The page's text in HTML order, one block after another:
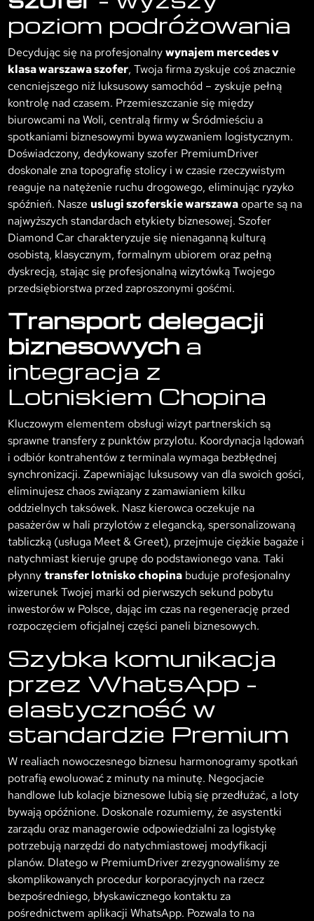
poziom podróżowania
Decydując się na profesjonalnywynajem mercedes v
klasa warszawa szofer, Twoja firma zyskuje coś znacznie
cencniejszego niż luksusowy samochód – zyskuje pełną
kontrolę nad czasem. Przemieszczanie się między
biurowcami na Woli, centralą firmy w Śródmieściu a
spotkaniami biznesowymi bywa wyzwaniem logistycznym.
Doświadczony, dedykowany szofer PremiumDriver
doskonale zna topografię stolicy i w czasie rzeczywistym
reaguje na natężenie ruchu drogowego, eliminując ryzyko
spóźnień. Nasze uslugi szoferskie warszawaoparte są na
najwyższych standardach etykiety biznesowej. Szofer
Diamond Car charakteryzuje się nienaganną kulturą
osobistą, klasycznym, formalnym ubiorem oraz pełną
dyskrecją, stając się profesjonalną wizytówką Twojego
przedsiębiorstwa przed zaproszonymi gośćmi.
Transport delegacji
biznesowych a
integracja z
Lotniskiem Chopina
Kluczowym elementem obsługi wizyt partnerskich są
sprawne transfery z punktów przylotu. Koordynacja lądowań
i odbiór kontrahentów z terminala wymaga bezbłędnej
synchronizacji. Zapewniając luksusowy van dla swoich gości,
eliminujesz chaos związany z zamawianiem kilku
oddzielnych taksówek. Nasz kierowca oczekuje na
pasażerów w hali przylotów z elegancką, spersonalizowaną
tabliczką (usługa Meet & Greet), przejmuje ciężkie bagaże i
natychmiast kieruje grupę do podstawionego vana. Taki
płynnytransfer lotnisko chopina buduje profesjonalny
wizerunek Twojej marki od pierwszych sekund pobytu
inwestorów w Polsce, dając im czas na regenerację przed
rozpoczęciem oficjalnej części paneli biznesowych.
Szybka komunikacja
przez WhatsApp –
elastyczność w
standardzie Premium
W realiach nowoczesnego biznesu harmonogramy spotkań
potrafią ewoluować z minuty na minutę. Negocjacie
handlowe lub kolacje biznesowe lubią się przedłużać, a loty
bywają opóźnione. Doskonale rozumiemy, że asystentki
zarządu oraz managerowie odpowiedzialni za logistykę
potrzebują narzędzi do natychmiastowej modyfikacji
planów. Dlatego w PremiumDriver zrezygnowaliśmy ze
skomplikowanych procedur korporacyjnych na rzecz
bezpośredniego, błyskawicznego kontaktu za
pośrednictwem aplikacji WhatsApp. Pozwala to na